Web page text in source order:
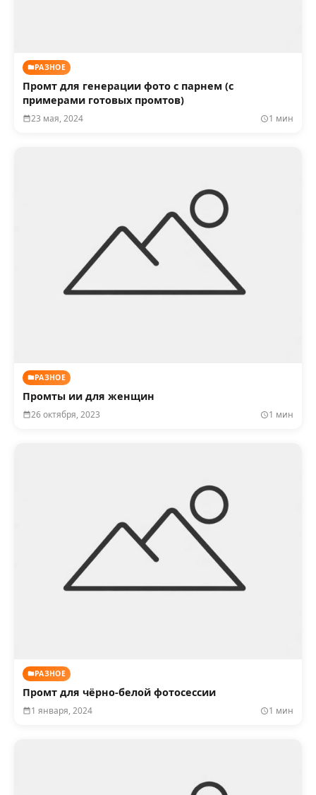
РАЗНОЕ
Промт для генерации фото с парнем (с
примерами готовых промтов)
23 мая, 2024 1 мин
РАЗНОЕ
Промты ии для женщин
26 октября, 2023 1 мин
РАЗНОЕ
Промт для чёрно-белой фотосессии
1 января, 2024 1 мин